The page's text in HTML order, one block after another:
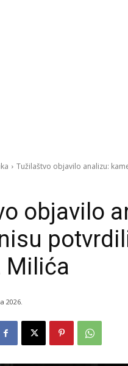
Tužilaštvo objavilo analizu:
objavilo
Milića
2026.